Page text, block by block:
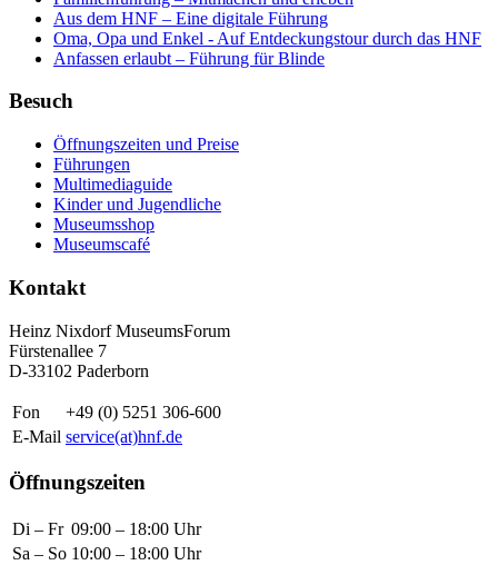
Aus dem HNF – Eine digitale Führung
Oma, Opa und Enkel - Auf Entdeckungstour durch das HNF
Anfassen erlaubt – Führung für Blinde
Besuch
Öffnungszeiten und Preise
Führungen
Multimediaguide
Kinder und Jugendliche
Museumsshop
Museumscafé
Kontakt
Heinz Nixdorf MuseumsForum
Fürstenallee 7
D-33102 Paderborn
Fon
+49 (0) 5251 306-600
E-Mail service(at)hnf.de
Öffnungszeiten
Di – Fr 09:00 – 18:00 Uhr
Sa – So 10:00 – 18:00 Uhr